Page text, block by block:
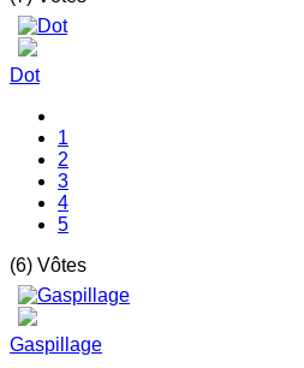
Dot
1
2
3
4
5
(6) Vôtes
Gaspillage